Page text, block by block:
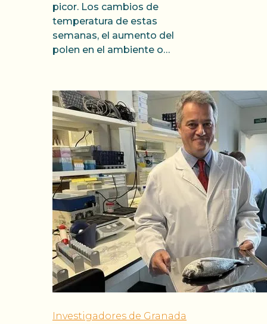
picor. Los cambios de
temperatura de estas
semanas, el aumento del
polen en el ambiente o…
Investigadores de Granada